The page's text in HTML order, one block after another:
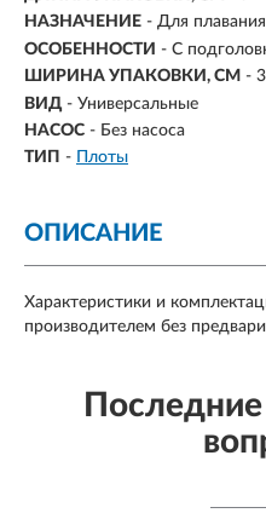
НАЗНАЧЕНИЕ - Для плавания
ОСОБЕННОСТИ - С
ШИРИНА УПАКОВКИ, СМ -
ВИД - Универсальные
НАСОС - Без насоса
ТИП - Плоты
ОПИСАНИЕ
Характеристики и
производителем без